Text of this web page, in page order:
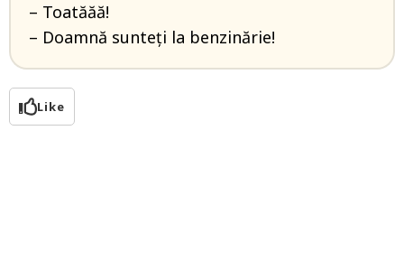
– Toatăăă!
– Doamnă sunteți la benzinărie!
Like